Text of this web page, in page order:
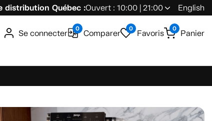
distribution Québec :Ouvert : 10:00 | 21:00 English
Se connecter 0 Comparer 0 Favoris 0 Panier